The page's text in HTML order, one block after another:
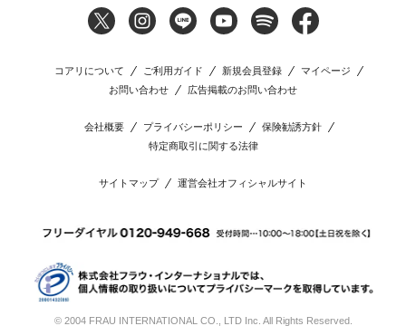
コアリについて ご利用ガイド 新規会員登録
マイページ
お問い合わせ
広告掲載のお問い合わせ
会社概要 プライバシーポリシー
保険勧誘方針
特定商取引に関する法律
サイトマップ 運営会社オフィシャルサイト
© 2004 FRAU INTERNATIONAL CO., LTD Inc. All Rights Reserved.